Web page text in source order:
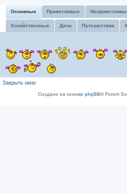
Основные Приветливые
Хозяйственные Дача Путешествия
Закрыть окно
Создано на основе phpBB® Forum